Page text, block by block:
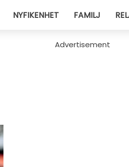
NYFIKENHET FAMILJ
Advertisement